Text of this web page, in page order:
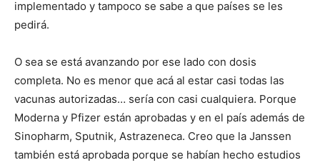
implementado y tampoco se sabe a que países se les
pedirá.
O sea se está avanzando por ese lado con dosis
completa. No es menor que acá al estar casi todas las
vacunas autorizadas… sería con casi cualquiera. Porque
Moderna y Pfizer están aprobadas y en el país además de
Sinopharm, Sputnik, Astrazeneca. Creo que la Janssen
también está aprobada porque se habían hecho estudios